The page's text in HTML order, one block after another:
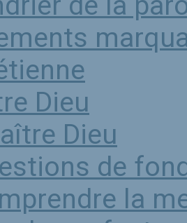
Dieu
Dieu
de
la